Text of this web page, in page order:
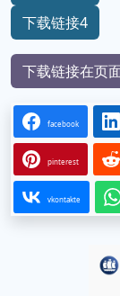
下载链接4
下载链接在页
facebook
pinterest
vkontakte